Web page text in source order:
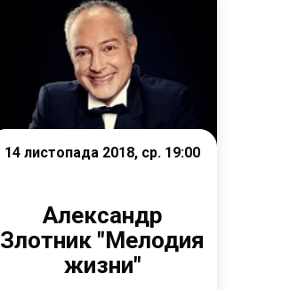
14 листопада 2018, ср. 19:00
Александр
Злотник "Мелодия
жизни"